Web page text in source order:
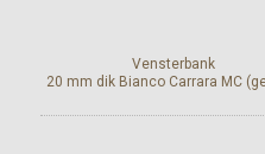
Vensterbank
20 mm dik Bianco Carrara MC